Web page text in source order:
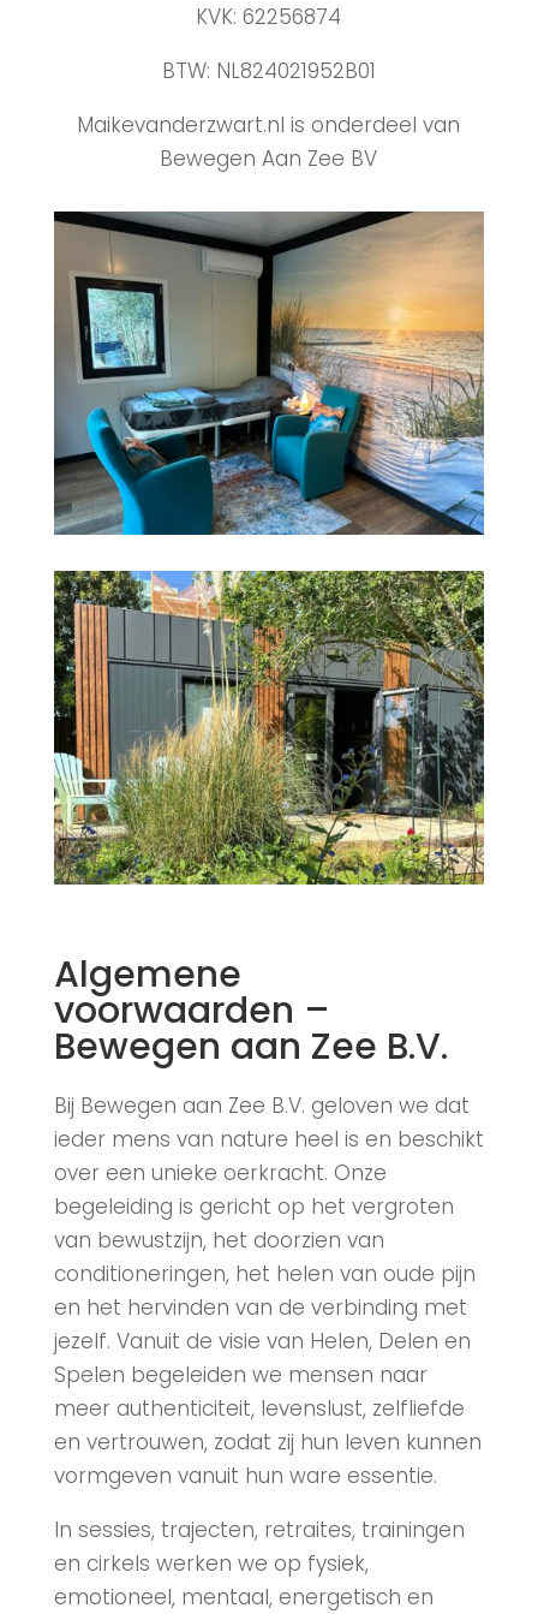
KVK: 62256874
BTW: NL824021952B01
Maikevanderzwart.nl is onderdeel van
Bewegen Aan Zee BV
Algemene
voorwaarden –
Bewegen aan Zee B.V.
Bij Bewegen aan Zee B.V. geloven we dat
ieder mens van nature heel is en beschikt
over een unieke oerkracht. Onze
begeleiding is gericht op het vergroten
van bewustzijn, het doorzien van
conditioneringen, het helen van oude pijn
en het hervinden van de verbinding met
jezelf. Vanuit de visie van Helen, Delen en
Spelen begeleiden we mensen naar
meer authenticiteit, levenslust, zelfliefde
en vertrouwen, zodat zij hun leven kunnen
vormgeven vanuit hun ware essentie.
In sessies, trajecten, retraites, trainingen
en cirkels werken we op fysiek,
emotioneel, mentaal, energetisch en